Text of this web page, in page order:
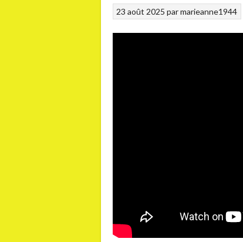
23 août 2025 parmarieanne1944